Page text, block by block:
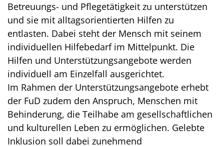
Betreuungs- und Pflegetätigkeit zu unterstützen
und sie mit alltagsorientierten Hilfen zu
entlasten. Dabei steht der Mensch mit seinem
individuellen Hilfebedarf im Mittelpunkt. Die
Hilfen und Unterstützungsangebote werden
individuell am Einzelfall ausgerichtet.
Im Rahmen der Unterstützungsangebote erhebt
der FuD zudem den Anspruch, Menschen mit
Behinderung, die Teilhabe am gesellschaftlichen
und kulturellen Leben zu ermöglichen. Gelebte
Inklusion soll dabei zunehmend